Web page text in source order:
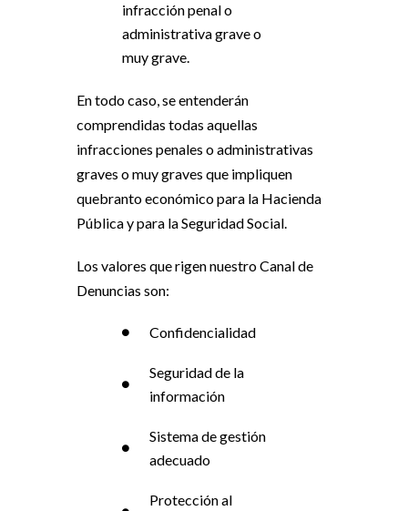
infracción penal o
administrativa grave o
muy grave.
En todo caso, se entenderán
comprendidas todas aquellas
infracciones penales o administrativas
graves o muy graves que impliquen
quebranto económico para la Hacienda
Pública y para la Seguridad Social.
Los valores que rigen nuestro Canal de
Denuncias son:
Confidencialidad
Seguridad de la
información
Sistema de gestión
adecuado
Protección al